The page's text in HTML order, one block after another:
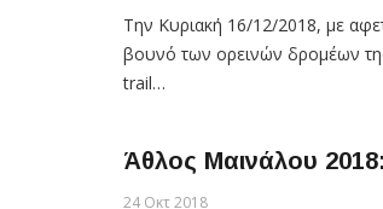
Την Κυριακή 16/12/2018, με
βουνό των ορεινών δρομέων
trail…
Άθλος Μαινάλου
24 Οκτ 2018